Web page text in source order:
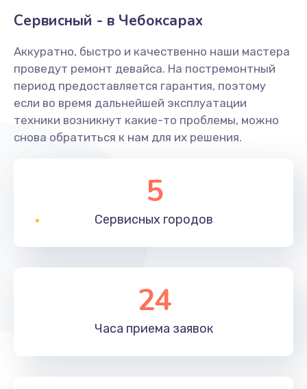
Сервисный - в Чебоксарах
Аккуратно, быстро и качественно наши мастера
проведут ремонт девайса. На постремонтный
период предоставляется гарантия, поэтому
если во время дальнейшей эксплуатации
техники возникнут какие-то проблемы, можно
снова обратиться к нам для их решения.
5
Сервисных городов
24
Часа приема заявок